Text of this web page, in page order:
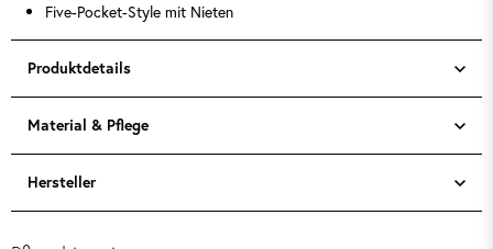
Produktdetails
Material & Pflege
Hersteller
Five-Pocket-Style mit Nieten